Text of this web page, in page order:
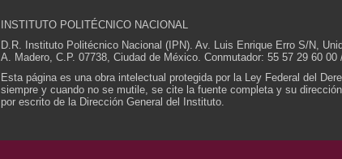
INSTITUTO POLITÉCNICO NACIONAL
D.R. Instituto Politécnico Nacional (IPN). Av. Luis Enrique Erro S/N,
A. Madero, C.P. 07738, Ciudad de México. Conmutador: 55 57 29 60 00
Esta página es una obra intelectual protegida por la Ley Federal del
siempre y cuando no se mutile, se cite la fuente completa y su
por escrito de la Dirección General del Instituto.